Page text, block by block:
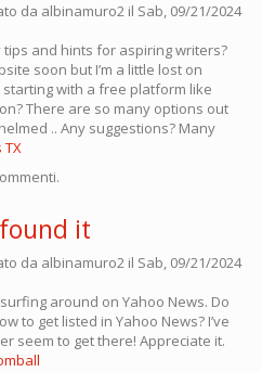
da albinamuro2 il Sab, 09/21/2024
tips and hints for aspiring writers?
soon but I’m a little lost on
with a free platform like
There are so many options out
.. Any suggestions? Many
it
da albinamuro2 il Sab, 09/21/2024
around on Yahoo News. Do
to get listed in Yahoo News? I’ve
seem to get there! Appreciate it.